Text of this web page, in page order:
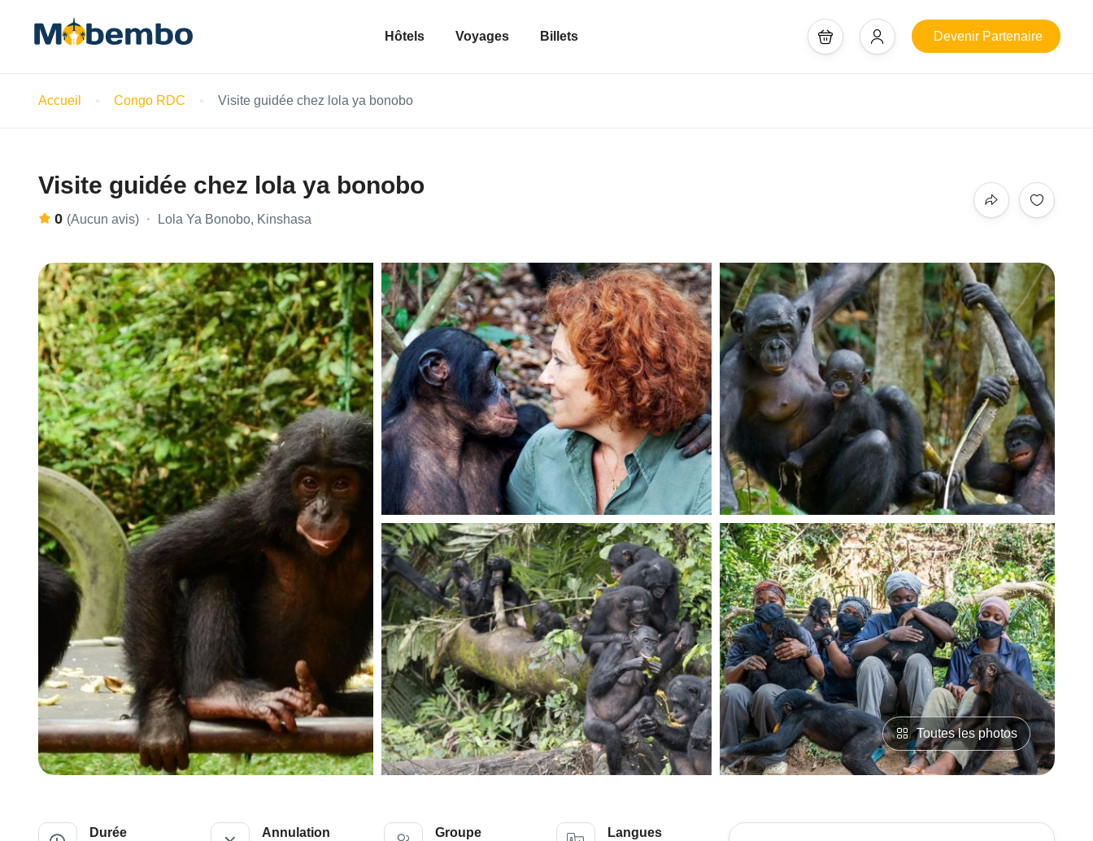
Hôtels Voyages Billets Devenir Partenaire
Accueil Congo RDC Visite guidée chez lola ya bonobo
Visite guidée chez lola ya bonobo
0 (Aucun avis) Lola Ya Bonobo, Kinshasa
Toutes les photos
Durée Annulation Groupe Langues